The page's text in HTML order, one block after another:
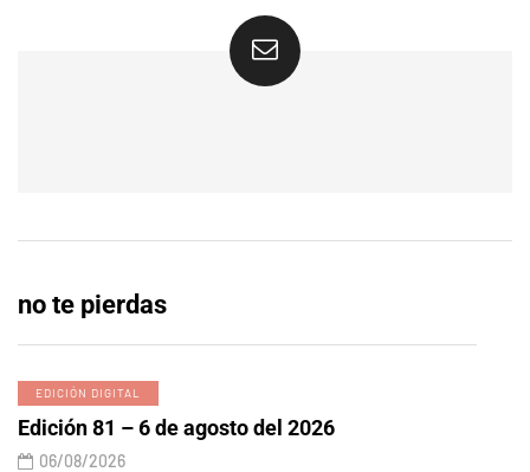
no te pierdas
EDICIÓN DIGITAL
Edición 81 – 6 de agosto del 2026
06/08/2026